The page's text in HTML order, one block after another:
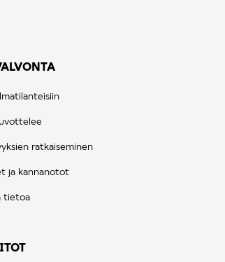
ratkaiseminen
ja kannanotot
tietoa